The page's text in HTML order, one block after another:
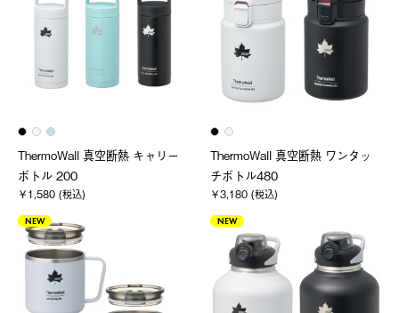
ThermoWall 真空断熱 キャリー
ボトル 200
￥1,580 (税込)
ThermoWall 真空断熱 ワンタッ
チボトル480
￥3,180 (税込)
NEW NEW